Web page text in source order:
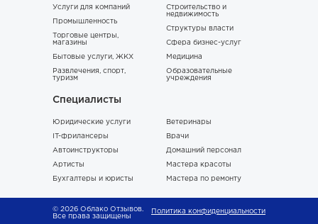
Услуги для компаний
Промышленность
Торговые центры,
магазины
Бытовые услуги, ЖКХ
Развлечения, спорт,
туризм
Строительство и
недвижимость
Структуры власти
Сфера бизнес-услуг
Медицина
Образовательные
учреждения
Специалисты
Юридические услуги
IT-фрилансеры
Автоинструкторы
Артисты
Бухгалтеры и юристы
Ветеринары
Врачи
Домашний персонал
Мастера красоты
Мастера по ремонту
© 2026 Облако Отзывов.
Все права защищены
Политика конфиденциальности